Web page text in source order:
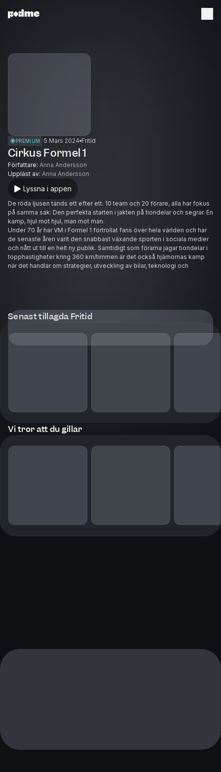
PREMIUM 5 Mars 2024 Fritid
Cirkus Formel 1
Författare: Anna Andersson
Uppläst av: Anna Andersson
Lyssna i appen
De röda ljusen tänds ett efter ett. 10 team och 20 förare, alla har fokus
på samma sak: Den perfekta starten i jakten på tiondelar och segrar. En
kamp, hjul mot hjul, man mot man.
Under 70 år har VM i Formel 1 förtrollat fans över hela världen och har
de senaste åren varit den snabbast växande sporten i sociala medier
och nått ut till en helt ny publik. Samtidigt som förarna jagar tiondelar i
topphastigheter kring 360 km/timmen är det också hjärnornas kamp
när det handlar om strategier, utveckling av bilar, teknologi och
och vad som gör en bil snabbare än en annan.
Det är historia, nutid och framtid. Allt på en gång.
Senast tillagda Fritid
Vi tror att du gillar